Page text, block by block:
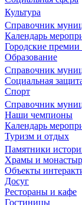
Культура
Справочник
Календарь
Городские
Образование
Справочник
Социальная
Спорт
Справочник
Наши чемпионы
Календарь
Туризм и отдых
Памятники
Храмы и
Объекты
Досуг
Рестораны и кафе
Гостиницы